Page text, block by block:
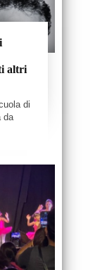
altri
di
da